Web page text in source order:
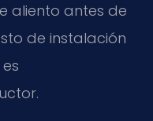
aliento antes de
de instalación